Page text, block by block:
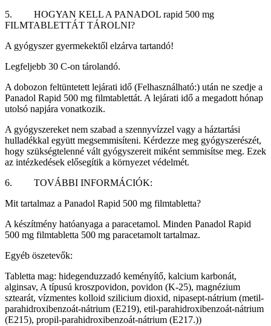
5. HOGYAN KELL A PANADOL rapid 500 mg
FILMTABLETTÁT TÁROLNI?
A gyógyszer gyermekektől elzárva tartandó!
Legfeljebb 30 C-on tárolandó.
A dobozon feltüntetett lejárati idő (Felhasználható:) után ne szedje a
Panadol Rapid 500 mg filmtablettát. A lejárati idő a megadott hónap
utolsó napjára vonatkozik.
A gyógyszereket nem szabad a szennyvízzel vagy a háztartási
hulladékkal együtt megsemmisíteni. Kérdezze meg gyógyszerészét,
hogy szükségtelenné vált gyógyszereit miként semmisítse meg. Ezek
az intézkedések elősegítik a környezet védelmét.
6. TOVÁBBI INFORMÁCIÓK:
Mit tartalmaz a Panadol Rapid 500 mg filmtabletta?
A készítmény hatóanyaga a paracetamol. Minden Panadol Rapid
500 mg filmtabletta 500 mg paracetamolt tartalmaz.
Egyéb öszetevők:
Tabletta mag: hidegenduzzadó keményítő, kalcium karbonát,
alginsav, A típusú kroszpovidon, povidon (K-25), magnézium
sztearát, vízmentes kolloid szilicium dioxid, nipasept-nátrium (metil-
parahidroxibenzoát-nátrium (E219), etil-parahidroxibenzoát-nátrium
(E215), propil-parahidroxibenzoát-nátrium (E217.))